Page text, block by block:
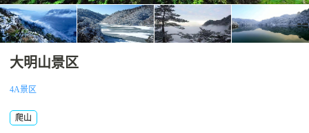
大明山景区
4A景区
爬山